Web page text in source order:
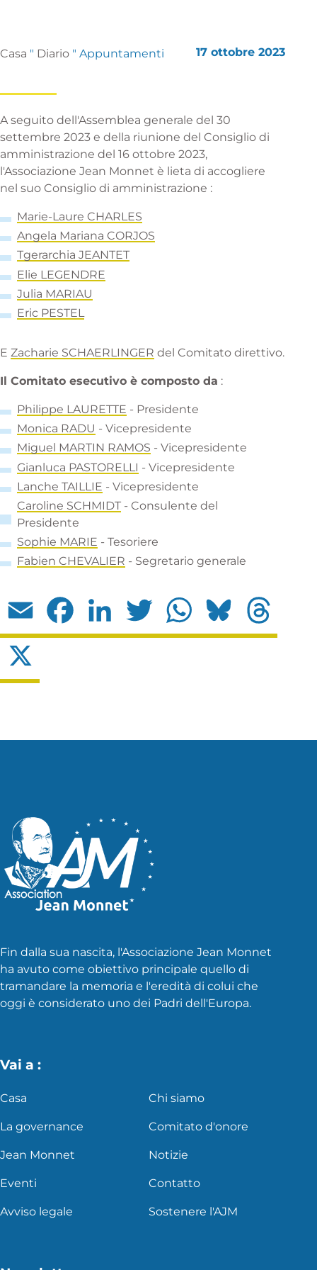
Casa " Diario " Appuntamenti 17 ottobre 2023
A seguito dell'Assemblea generale del 30
settembre 2023 e della riunione del Consiglio di
amministrazione del 16 ottobre 2023,
l'Associazione Jean Monnet è lieta di accogliere
nel suo Consiglio di amministrazione :
Marie-Laure CHARLES
Angela Mariana CORJOS
Tgerarchia JEANTET
Elie LEGENDRE
Julia MARIAU
Eric PESTEL
E Zacharie SCHAERLINGER del Comitato direttivo.
Il Comitato esecutivo è composto da :
Philippe LAURETTE - Presidente
Monica RADU - Vicepresidente
Miguel MARTIN RAMOS - Vicepresidente
Gianluca PASTORELLI - Vicepresidente
L anche TAILLIE - Vicepresidente
Caroline SCHMIDT - Consulente del
Presidente
Sophie MARIE - Tesoriere
Fabien CHEVALIER - Segretario generale
Email Facebook LinkedIn Twitter WhatsApp Bluesky
Fin dalla sua nascita, l'Associazione Jean Monnet
ha avuto come obiettivo principale quello di
tramandare la memoria e l'eredità di colui che
oggi è considerato uno dei Padri dell'Europa.
Vai a :
Casa Chi siamo
La governance Comitato d'onore
Jean Monnet Notizie
Eventi Contatto
Avviso legale Sostenere l'AJM